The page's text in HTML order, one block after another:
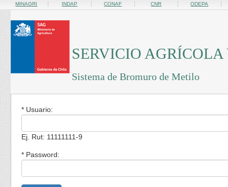
MINAGRI INDAP CONAF CNR ODEPA
SERVICIO
Sistema de Bromuro de Metilo
* Usuario:
Ej. Rut: 11111111-9
* Password: